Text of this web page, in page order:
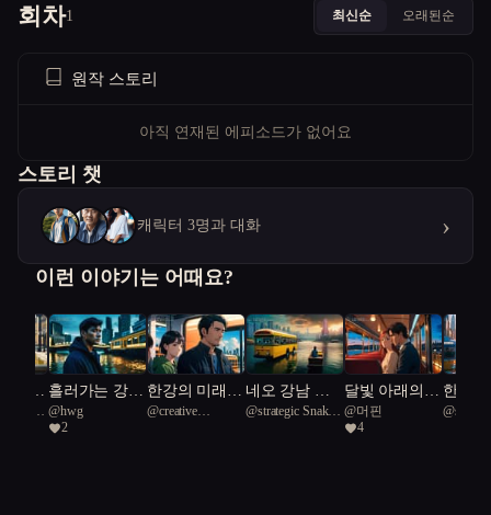
회차1 최신순 오래된순
원작 스토리
아직 연재된 에피소드가 없어요
스토리 챗
캐릭터 3명과 대화 ›
이런 이야기는 어때요?
어버 흘러가는 강변
을 다시 담다
@hwg
2
한강의 미래를
품은 소녀
@creative
네오 강남 리
버런
@strategic Snake-
달빛 아래의
리버 버스
@머핀
4
한강
여행자
@sosori